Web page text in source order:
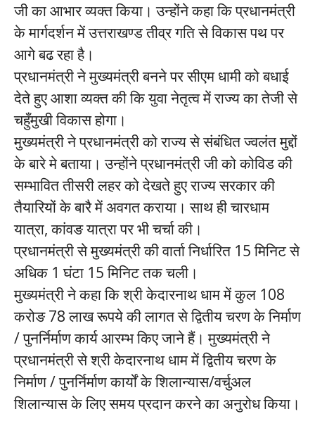
जी का आभार व्यक्त किया। उन्होंने कहा कि प्रधानमंत्री
के मार्गदर्शन में उत्तराखण्ड तीव्र गति से विकास पथ पर
आगे बढ रहा है।
प्रधानमंत्री ने मुख्यमंत्री बनने पर सीएम धामी को बधाई
देते हुए आशा व्यक्त की कि युवा नेतृत्व में राज्य का तेजी से
चहुँमुखी विकास होगा।
मुख्यमंत्री ने प्रधानमंत्री को राज्य से संबंधित ज्वलंत मुद्दों
के बारे मे बताया। उन्होंने प्रधानमंत्री जी को कोविड की
सम्भावित तीसरी लहर को देखते हुए राज्य सरकार की
तैयारियों के बारै में अवगत कराया। साथ ही चारधाम
यात्रा, कांवङ यात्रा पर भी चर्चा की।
प्रधानमंत्री से मुख्यमंत्री की वार्ता निर्धारित 15 मिनिट से
अधिक 1 घंटा 15 मिनिट तक चली।
मुख्यमंत्री ने कहा कि श्री केदारनाथ धाम में कुल 108
करोङ 78 लाख रूपये की लागत से द्वितीय चरण के निर्माण
/ पुनर्निर्माण कार्य आरम्भ किए जाने हैं। मुख्यमंत्री ने
प्रधानमंत्री से श्री केदारनाथ धाम में द्वितीय चरण के
निर्माण / पुनर्निर्माण कार्यों के शिलान्यास/वर्चुअल
शिलान्यास के लिए समय प्रदान करने का अनुरोध किया।